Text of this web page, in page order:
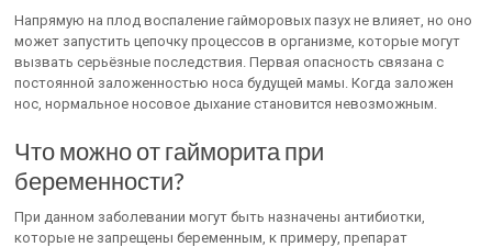
Напрямую на плод воспаление гайморовых пазух не влияет, но оно
может запустить цепочку процессов в организме, которые могут
вызвать серьёзные последствия. Первая опасность связана с
постоянной заложенностью носа будущей мамы. Когда заложен
нос, нормальное носовое дыхание становится невозможным.
Что можно от гайморита при
беременности?
При данном заболевании могут быть назначены антибиотки,
которые не запрещены беременным, к примеру, препарат